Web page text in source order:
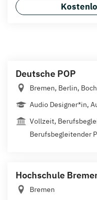
Deutsche POP
Bremen, Berlin,
Audio Designer*in,
Vollzeit,
Berufsbegleitender
Hochschule
Bremen